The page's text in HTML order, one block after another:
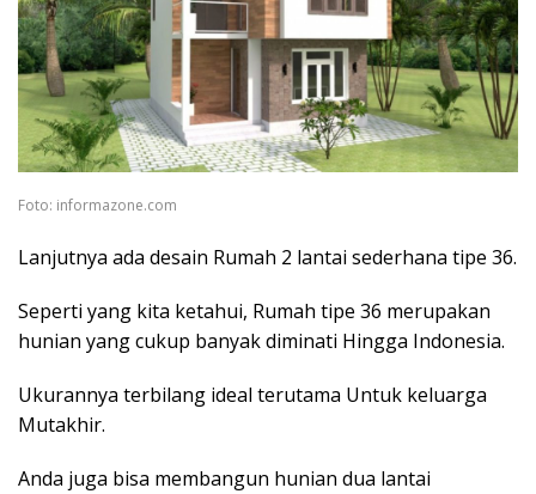
Foto: informazone.com
Lanjutnya ada desain Rumah 2 lantai sederhana tipe 36.
Seperti yang kita ketahui, Rumah tipe 36 merupakan
hunian yang cukup banyak diminati Hingga Indonesia.
Ukurannya terbilang ideal terutama Untuk keluarga
Mutakhir.
Anda juga bisa membangun hunian dua lantai